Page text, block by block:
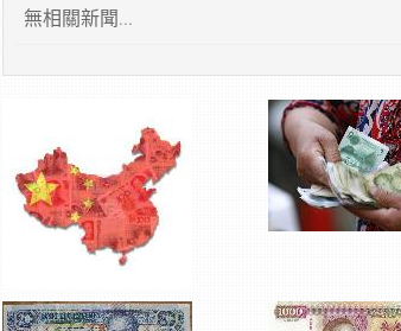
無相關新聞...